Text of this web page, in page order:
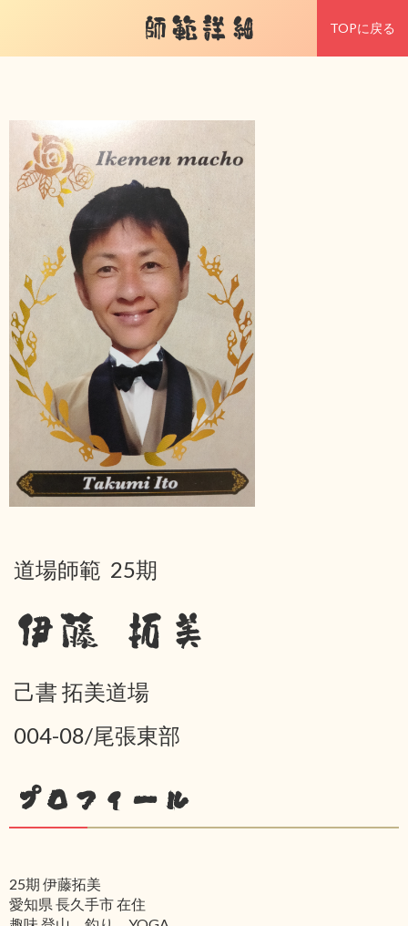
師範詳細 TOPに戻る
道場師範 25期
伊藤 拓美
己書 拓美道場
004-08/尾張東部
プロフィール
25期 伊藤拓美
愛知県 長久手市 在住